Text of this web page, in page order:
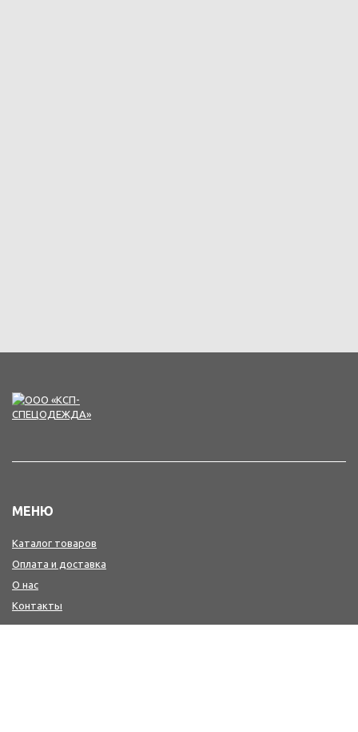
МЕНЮ
Каталог товаров
Оплата и доставка
О нас
Контакты